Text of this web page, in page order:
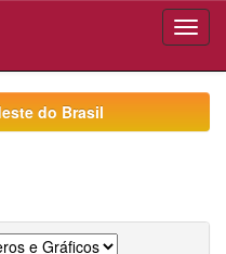
do Brasil